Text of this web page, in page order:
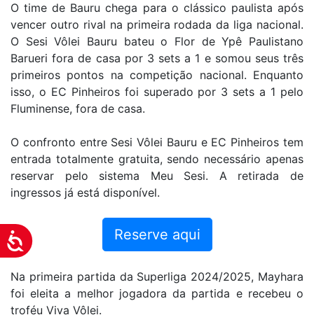
Acessibilidade
O time de Bauru chega para o clássico paulista após
vencer outro rival na primeira rodada da liga nacional.
O Sesi Vôlei Bauru bateu o Flor de Ypê Paulistano
Barueri fora de casa por 3 sets a 1 e somou seus três
primeiros pontos na competição nacional. Enquanto
isso, o EC Pinheiros foi superado por 3 sets a 1 pelo
Fluminense, fora de casa.
O confronto entre Sesi Vôlei Bauru e EC Pinheiros tem
entrada totalmente gratuita, sendo necessário apenas
reservar pelo sistema Meu Sesi. A retirada de
ingressos já está disponível.
Reserve aqui
Na primeira partida da Superliga 2024/2025, Mayhara
foi eleita a melhor jogadora da partida e recebeu o
troféu Viva Vôlei.